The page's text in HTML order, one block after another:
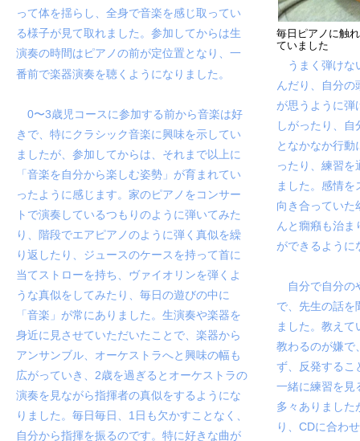
って体を揺らし、全身で音楽を感じ取ってい
る様子が見て取れました。参加してからは生
演奏の時間はピアノの前が定位置となり、一
番前で楽器演奏を聴くようになりました。
0〜3歳児コースに参加する前から音楽は好
きで、特にクラシック音楽に興味を示してい
ましたが、参加してからは、それまで以上に
「音楽を自分から楽しむ姿勢」が育まれてい
ったように感じます。家のピアノをコンサー
トで演奏しているつもりのように弾いてみた
り、階段でエアピアノのように弾く真似を繰
り返したり、ジュースのケースを持って首に
当てストローを持ち、ヴァイオリンを弾くよ
うな真似をしてみたり、毎日の遊びの中に
「音楽」が常にありました。生演奏や楽器を
身近に見させていただいたことで、楽器から
アンサンブル、オーケストラへと興味の幅も
広がっていき、2歳を過ぎるとオーケストラの
演奏を見ながら指揮者の真似をするようにな
りました。毎日毎日、1日も欠かすことなく、
自分から指揮を振るのです。特に好きな曲が
毎日ピアノに触
ていました
うまく弾けな
んだり、自分
が思うように弾
しがったり、
となかなか行
ったり、練習
ました。感情
向き合っていた
んと癇癪も治
ができるように
自分で自分の
で、先生の話を
ました。教え
教わるのが嫌で
ず、反発するこ
一緒に練習を見
多々ありました
り、CDに合わ